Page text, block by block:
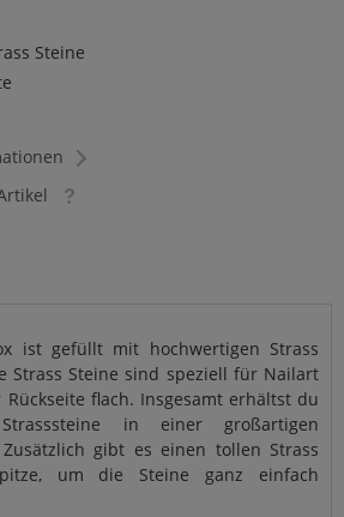
Steine
ist gefüllt mit hochwertigen Strass
Strass Steine sind speziell für Nailart
flach. Insgesamt erhältst du
in einer großartigen
gibt es einen tollen Strass
um die Steine ganz einfach